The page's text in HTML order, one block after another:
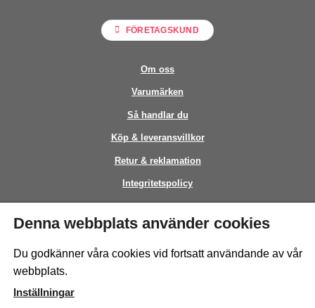
FÖRETAGSKUND
Om oss
Varumärken
Så handlar du
Köp & leveransvillkor
Retur & reklamation
Integritetspolicy
This site is protected by reCAPTCHA and the GooglePrivacy Policyand
Denna webbplats använder cookies
Du godkänner våra cookies vid fortsatt användande av vår
webbplats.
Inställningar